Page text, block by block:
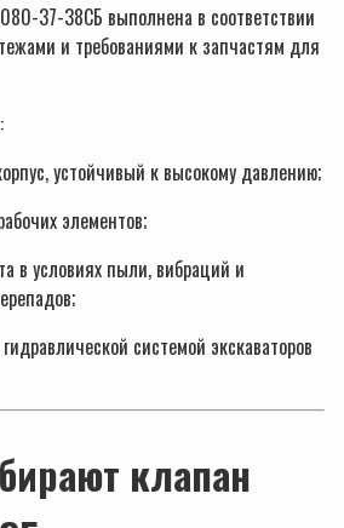
37-38СБ выполнена в соответствии
и требованиями к запчастям для
устойчивый к высокому давлению;
элементов;
в условиях пыли, вибраций и
системой экскаваторов
клапан